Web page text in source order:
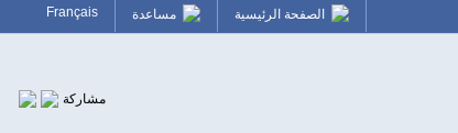
الصفحة الرئيسية مساعدة Français
مشاركة